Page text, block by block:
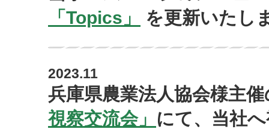
「Topics」
を更新いたし
2023.11
兵庫県農業法人協会様主催
視察交流会」 にて、当社